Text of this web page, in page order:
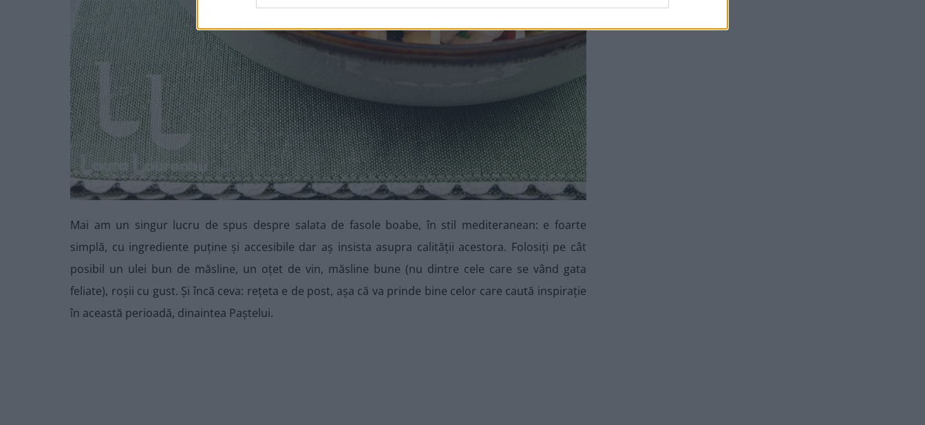
Mai am un singur lucru de spus despre salata de fasole boabe, în stil mediteranean: e foarte
simplă, cu ingrediente puține și accesibile dar aș insista asupra calității acestora. Folosiți pe cât
posibil un ulei bun de măsline, un oțet de vin, măsline bune (nu dintre cele care se vând gata
feliate), roșii cu gust. Și încă ceva: rețeta e de post, așa că va prinde bine celor care caută inspirație
în această perioadă, dinaintea Paștelui.